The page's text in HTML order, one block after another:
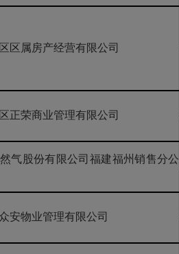
区属房产经营有限公司
正荣商业管理有限公司
气股份有限公司福建福州销售分公
安物业管理有限公司